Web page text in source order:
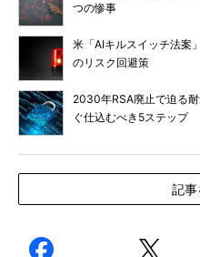
つの惨事
米「AIキルスイッチ法
のリスク回避策
2030年RSA廃止で迫る
ぐ仕込むべき5ステップ
記事